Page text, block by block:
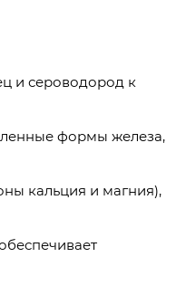
и сероводород к
формы железа,
кальция и магния),